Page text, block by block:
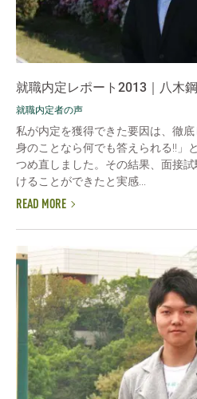
就職内定レポート2013｜八木
就職内定者の声
私が内定を獲得できた要因は、徹
身のことなら何でも答えられる!!」
つめ直しました。その結果、面接
けることができたと実感...
READ MORE